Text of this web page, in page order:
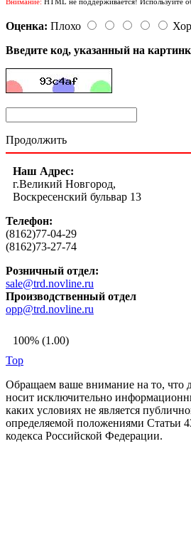
Оценка: Плохо
Введите код, указанный на
Продолжить
Наш Адрес:
г.Великий Новгород,
Воскресенский бульвар 13
Телефон:
(8162)77-04-29
(8162)73-27-74
Розничный отдел:
sale@trd.novline.ru
Производственный отдел
opp@trd.novline.ru
100% (1.00)
Top
Обращаем ваше внимание на то, что
носит исключительно
каких условиях не является
определяемой положениями Статьи
кодекса Российской Федерации.